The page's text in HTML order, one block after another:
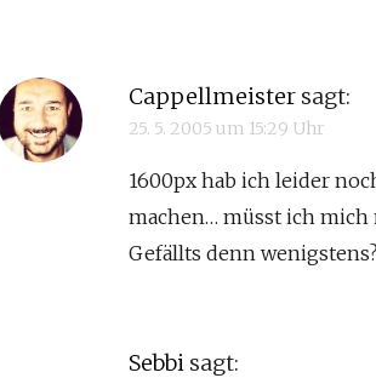
Cappellmeister sagt:
25. 5. 2005 um 15:29 Uhr
1600px hab ich leider
machen… müsst ich mich
Gefällts denn wenigstens?
Sebbi sagt: